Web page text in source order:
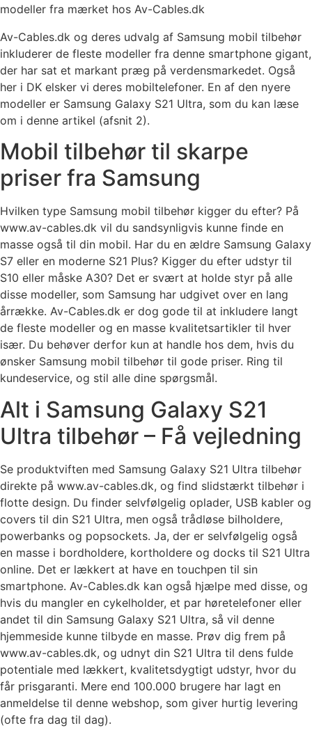
modeller fra mærket hos Av-Cables.dk
Av-Cables.dk og deres udvalg af Samsung mobil tilbehør
inkluderer de fleste modeller fra denne smartphone gigant,
der har sat et markant præg på verdensmarkedet. Også
her i DK elsker vi deres mobiltelefoner. En af den nyere
modeller er Samsung Galaxy S21 Ultra, som du kan læse
om i denne artikel (afsnit 2).
Mobil tilbehør til skarpe
priser fra Samsung
Hvilken type Samsung mobil tilbehør kigger du efter? På
www.av-cables.dk vil du sandsynligvis kunne finde en
masse også til din mobil. Har du en ældre Samsung Galaxy
S7 eller en moderne S21 Plus? Kigger du efter udstyr til
S10 eller måske A30? Det er svært at holde styr på alle
disse modeller, som Samsung har udgivet over en lang
årrække. Av-Cables.dk er dog gode til at inkludere langt
de fleste modeller og en masse kvalitetsartikler til hver
især. Du behøver derfor kun at handle hos dem, hvis du
ønsker Samsung mobil tilbehør til gode priser. Ring til
kundeservice, og stil alle dine spørgsmål.
Alt i Samsung Galaxy S21
Ultra tilbehør – Få vejledning
Se produktviften med Samsung Galaxy S21 Ultra tilbehør
direkte på www.av-cables.dk, og find slidstærkt tilbehør i
flotte design. Du finder selvfølgelig oplader, USB kabler og
covers til din S21 Ultra, men også trådløse bilholdere,
powerbanks og popsockets. Ja, der er selvfølgelig også
en masse i bordholdere, kortholdere og docks til S21 Ultra
online. Det er lækkert at have en touchpen til sin
smartphone. Av-Cables.dk kan også hjælpe med disse, og
hvis du mangler en cykelholder, et par høretelefoner eller
andet til din Samsung Galaxy S21 Ultra, så vil denne
hjemmeside kunne tilbyde en masse. Prøv dig frem på
www.av-cables.dk, og udnyt din S21 Ultra til dens fulde
potentiale med lækkert, kvalitetsdygtigt udstyr, hvor du
får prisgaranti. Mere end 100.000 brugere har lagt en
anmeldelse til denne webshop, som giver hurtig levering
(ofte fra dag til dag).